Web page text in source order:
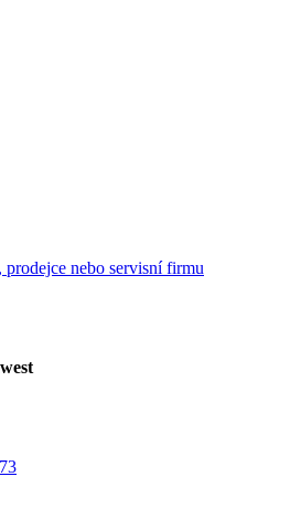
nebo servisní firmu